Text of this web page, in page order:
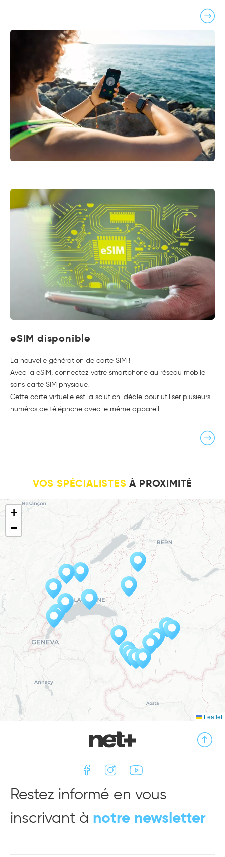
eSIM disponible
La nouvelle génération de carte SIM !
Avec la eSIM, connectez votre smartphone au réseau mobile
sans carte SIM physique.
Cette carte virtuelle est la solution idéale pour utiliser plusieurs
numéros de téléphone avec le même appareil.
VOS SPÉCIALISTES À PROXIMITÉ
+
−
Leaflet
Restez informé en vous
inscrivant à notre newsletter